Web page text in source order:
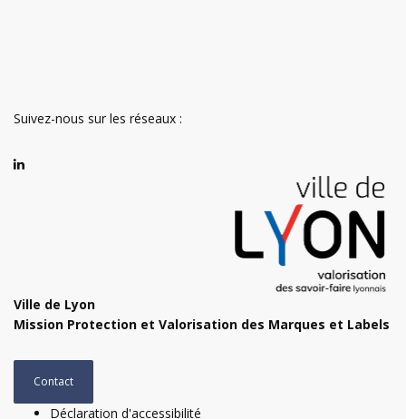
Suivez-nous sur les réseaux :
Ville de Lyon
Mission Protection et Valorisation des Marques et Labels
Contact
Déclaration d'accessibilité